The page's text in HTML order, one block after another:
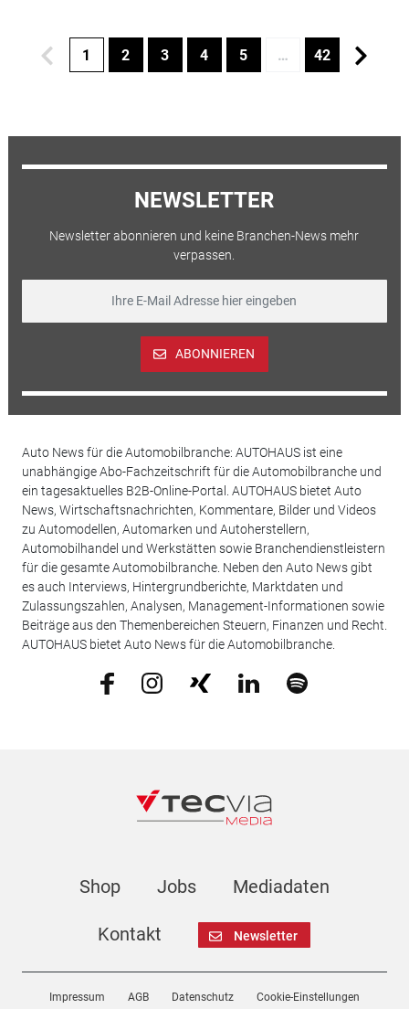
1 2 3 4 5 … 42
NEWSLETTER
Newsletter abonnieren und keine Branchen-News mehr
verpassen.
ABONNIEREN
Auto News für die Automobilbranche: AUTOHAUS ist eine
unabhängige Abo-Fachzeitschrift für die Automobilbranche und
ein tagesaktuelles B2B-Online-Portal. AUTOHAUS bietet Auto
News, Wirtschaftsnachrichten, Kommentare, Bilder und Videos
zu Automodellen, Automarken und Autoherstellern,
Automobilhandel und Werkstätten sowie Branchendienstleistern
für die gesamte Automobilbranche. Neben den Auto News gibt
es auch Interviews, Hintergrundberichte, Marktdaten und
Zulassungszahlen, Analysen, Management-Informationen sowie
Beiträge aus den Themenbereichen Steuern, Finanzen und Recht.
AUTOHAUS bietet Auto News für die Automobilbranche.
Shop Jobs Mediadaten
Kontakt Newsletter
Impressum AGB Datenschutz Cookie-Einstellungen